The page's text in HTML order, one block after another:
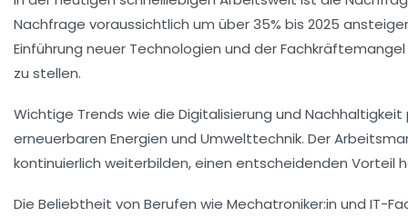
Nachfrage voraussichtlich um über35% bis 2025
Einführung neuer Technologien und derFachkräftemangel
zu stellen.
Wichtige Trends wie die Digitalisierung und Nachhaltigkeit
erneuerbaren Energien und Umwelttechnik. Der
kontinuierlich weiterbilden, einen entscheidenden Vorteil
Die Beliebtheit von Berufen wie Mechatroniker:in und IT-